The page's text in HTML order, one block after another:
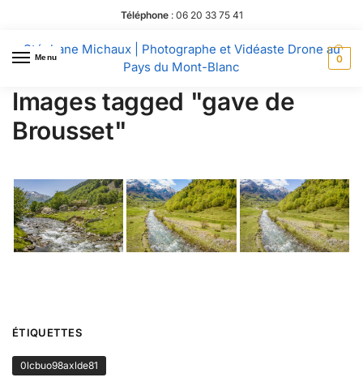
Téléphone: 06 20 33 75 41
Menu
Stéphane Michaux | Photographe et Vidéaste Drone au
Pays du Mont-Blanc
0
Images tagged "gave de
Brousset"
ÉTIQUETTES
0lcbuo98axlde81